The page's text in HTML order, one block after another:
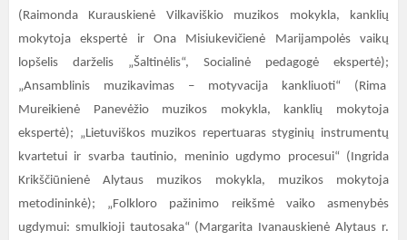
(Raimonda Kurauskienė Vilkaviškio muzikos mokykla, kanklių
mokytoja ekspertė ir Ona Misiukevičienė Marijampolės vaikų
lopšelis darželis „Šaltinėlis“, Socialinė pedagogė ekspertė);
„Ansamblinis muzikavimas – motyvacija kankliuoti“ (Rima
Mureikienė Panevėžio muzikos mokykla, kanklių mokytoja
ekspertė); „Lietuviškos muzikos repertuaras styginių instrumentų
kvartetui ir svarba tautinio, meninio ugdymo procesui“ (Ingrida
Krikščiūnienė Alytaus muzikos mokykla, muzikos mokytoja
metodininkė); „Folkloro pažinimo reikšmė vaiko asmenybės
ugdymui: smulkioji tautosaka“ (Margarita Ivanauskienė Alytaus r.